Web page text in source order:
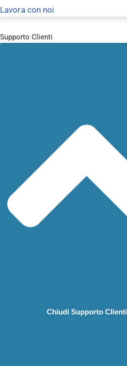
Lavora con noi
Supporto Clienti
Chiudi Supporto Clienti